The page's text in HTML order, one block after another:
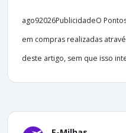
ago92026PublicidadeO
em compras realizadas
deste artigo, sem que isso